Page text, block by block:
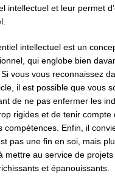
intellectuel et leur permet
intellectuel est un
qui englobe bien
vous vous reconnaissez
il est possible que vous
de ne pas enfermer les
rigides et de tenir compte
compétences. Enfin, il
pas une fin en soi, mais
mettre au service de
et épanouissants.